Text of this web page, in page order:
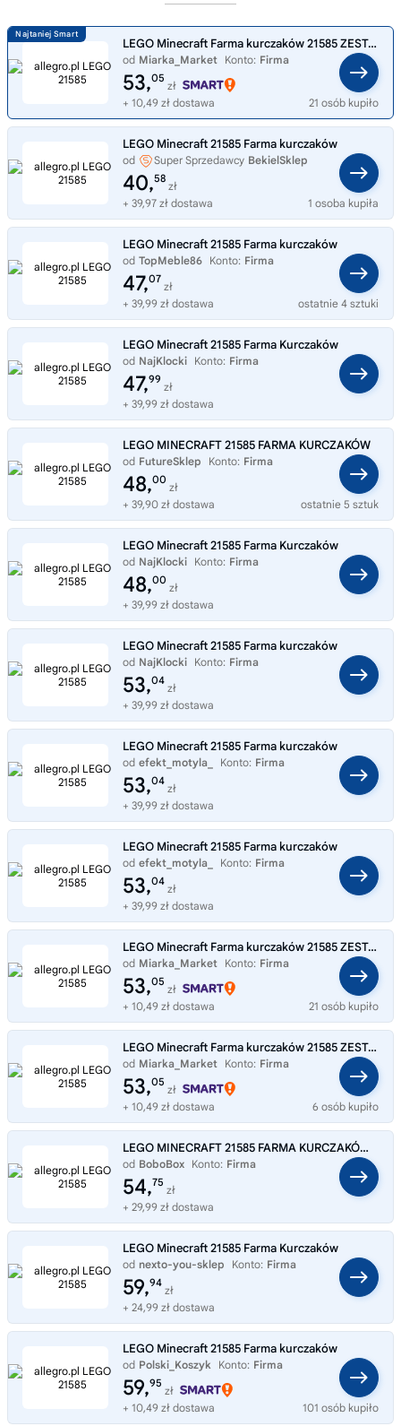
LEGO Minecraft Farma kurczaków 21585 ZESTAW KLOCKÓW ZOMBIE LIS
od Miarka_Market Konto: Firma
53,05
zł
+ 10,49 zł dostawa
21 osób kupiło
LEGO Minecraft 21585 Farma kurczaków
od Super Sprzedawcy BekielSklep
40,58
zł
+ 39,97 zł dostawa
1 osoba kupiła
LEGO Minecraft 21585 Farma kurczaków
od TopMeble86 Konto: Firma
47,07
zł
+ 39,99 zł dostawa
ostatnie 4 sztuki
LEGO Minecraft 21585 Farma Kurczaków
od NajKlocki Konto: Firma
47,99
zł
+ 39,99 zł dostawa
LEGO MINECRAFT 21585 FARMA KURCZAKÓW
od FutureSklep Konto: Firma
48,00
zł
+ 39,90 zł dostawa
ostatnie 5 sztuk
LEGO Minecraft 21585 Farma Kurczaków
od NajKlocki Konto: Firma
48,00
zł
+ 39,99 zł dostawa
LEGO Minecraft 21585 Farma kurczaków
od NajKlocki Konto: Firma
53,04
zł
+ 39,99 zł dostawa
LEGO Minecraft 21585 Farma kurczaków
od efekt_motyla_ Konto: Firma
53,04
zł
+ 39,99 zł dostawa
LEGO Minecraft 21585 Farma kurczaków
od efekt_motyla_ Konto: Firma
53,04
zł
+ 39,99 zł dostawa
LEGO Minecraft Farma kurczaków 21585 ZESTAW KLOCKÓW ZOMBIE LIS
od Miarka_Market Konto: Firma
53,05
zł
+ 10,49 zł dostawa
21 osób kupiło
LEGO Minecraft Farma kurczaków 21585 ZESTAW KLOCKÓW ZOMBIE
od Miarka_Market Konto: Firma
53,05
zł
+ 10,49 zł dostawa
6 osób kupiło
LEGO MINECRAFT 21585 FARMA KURCZAKÓW KOMPLET KLOCKÓW PREZENT
od BoboBox Konto: Firma
54,75
zł
+ 29,99 zł dostawa
LEGO Minecraft 21585 Farma Kurczaków
od nexto-you-sklep Konto: Firma
59,94
zł
+ 24,99 zł dostawa
LEGO Minecraft 21585 Farma kurczaków
od Polski_Koszyk Konto: Firma
59,95
zł
+ 10,49 zł dostawa
101 osób kupiło